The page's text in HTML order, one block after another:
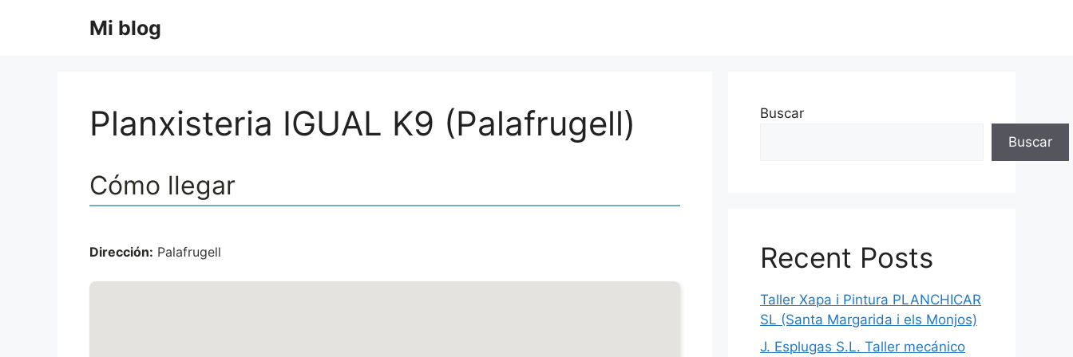
Mi blog
Planxisteria IGUAL K9 (Palafrugell)
Cómo llegar
Dirección: Palafrugell
Buscar
Buscar
Recent Posts
Taller Xapa i Pintura PLANCHICAR
SL (Santa Margarida i els Monjos)
J. Esplugas S.L. Taller mecánico